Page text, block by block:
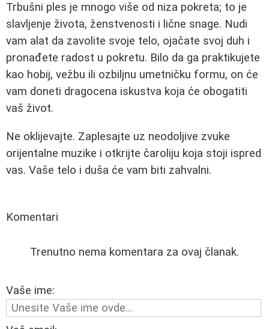
Trbušni ples je mnogo više od niza pokreta; to je
slavljenje života, ženstvenosti i lične snage. Nudi
vam alat da zavolite svoje telo, ojačate svoj duh i
pronađete radost u pokretu. Bilo da ga praktikujete
kao hobij, vežbu ili ozbiljnu umetničku formu, on će
vam doneti dragocena iskustva koja će obogatiti
vaš život.
Ne oklijevajte. Zaplesajte uz neodoljive zvuke
orijentalne muzike i otkrijte čaroliju koja stoji ispred
vas. Vaše telo i duša će vam biti zahvalni.
Komentari
Trenutno nema komentara za ovaj članak.
Vaše ime: